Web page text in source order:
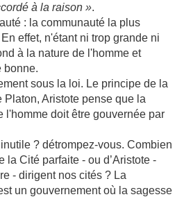
à la raison ».
: la communauté la plus
effet, n'étant ni trop grande ni
à la nature de l'homme et
bonne.
sous la loi. Le principe de la
Platon, Aristote pense que la
l'homme doit être gouvernée par
? détrompez-vous. Combien
la Cité parfaite - ou d’Aristote -
- dirigent nos cités ? La
un gouvernement où la sagesse